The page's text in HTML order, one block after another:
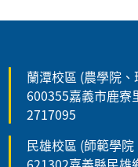
蘭潭校區 (農學院
600355嘉義市鹿寮
2717095
民雄校區 (師範學